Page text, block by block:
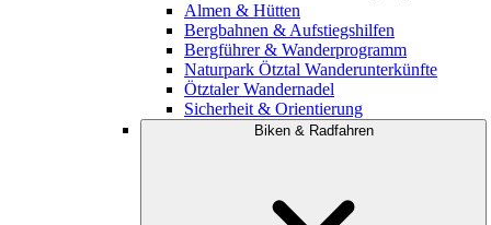
Almen & Hütten
Bergbahnen & Aufstiegshilfen
Bergführer & Wanderprogramm
Naturpark Ötztal Wanderunterkünfte
Ötztaler Wandernadel
Sicherheit & Orientierung
Biken & Radfahren